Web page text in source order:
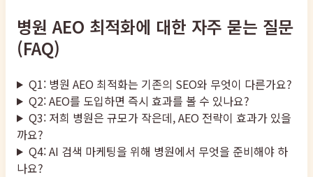
병원 AEO 최적화에 대한 자주 묻는 질문
(FAQ)
Q1: 병원 AEO 최적화는 기존의 SEO와 무엇이 다른가요?
Q2: AEO를 도입하면 즉시 효과를 볼 수 있나요?
Q3: 저희 병원은 규모가 작은데, AEO 전략이 효과가 있을
까요?
Q4: AI 검색 마케팅을 위해 병원에서 무엇을 준비해야 하
나요?